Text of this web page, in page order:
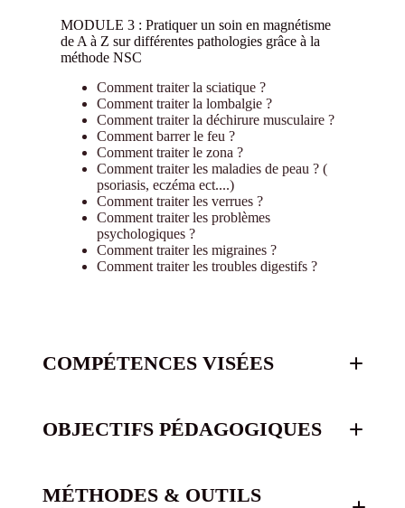
MODULE 3 : Pratiquer un soin en magnétisme
de A à Z sur différentes pathologies grâce à la
méthode NSC
Comment traiter la sciatique ?
Comment traiter la lombalgie ?
Comment traiter la déchirure musculaire ?
Comment barrer le feu ?
Comment traiter le zona ?
Comment traiter les maladies de peau ? (
psoriasis, eczéma ect....)
Comment traiter les verrues ?
Comment traiter les problèmes
psychologiques ?
Comment traiter les migraines ?
Comment traiter les troubles digestifs ?
COMPÉTENCES VISÉES
OBJECTIFS PÉDAGOGIQUES
Connaître les outils pour réaliser un soin en
MÉTHODES & OUTILS